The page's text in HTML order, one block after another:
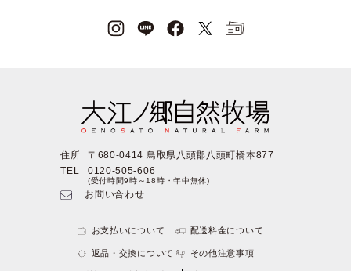
住所
〒680-0414 鳥取県八頭郡八頭町橋本877
TEL
0120-505-606
(受付時間9時～18時・年中無休)
お問い合わせ
お支払いについて 配送料金について
返品・交換について その他注意事項